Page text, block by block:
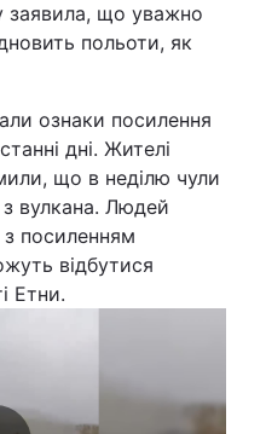
Туризм
Погода
Регіони
Думки
заявила, що уважно
польоти, як
ознаки посилення
дні. Жителі
що в неділю чули
вулкана. Людей
посиленням
відбутися
Етни.